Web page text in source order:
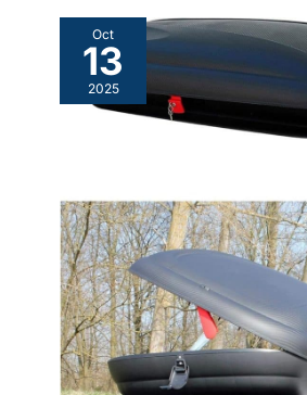
Oct
13
2025